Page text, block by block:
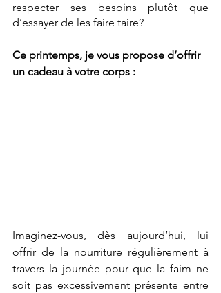
respecter ses besoins plutôt que
d’essayer de les faire taire?
Ce printemps, je vous propose d’offrir
un cadeau à votre corps :
Imaginez-vous, dès aujourd’hui, lui
offrir de la nourriture régulièrement à
travers la journée pour que la faim ne
soit pas excessivement présente entre